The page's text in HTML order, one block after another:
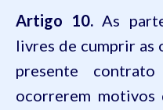
Artigo 10. As
livres de cumprir as
presente
ocorrerem